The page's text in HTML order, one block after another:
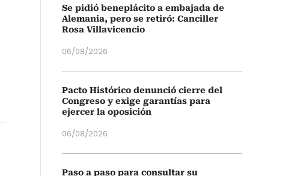
Se pidió beneplácito a embajada de
Alemania, pero se retiró: Canciller
Rosa Villavicencio
06/08/2026
Pacto Histórico denunció cierre del
Congreso y exige garantías para
ejercer la oposición
06/08/2026
Paso a paso para consultar su